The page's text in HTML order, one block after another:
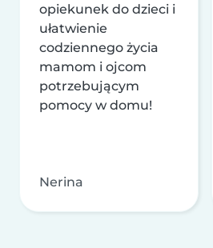
opiekunek do dzieci i
ułatwienie
codziennego życia
mamom i ojcom
potrzebującym
pomocy w domu!
Nerina